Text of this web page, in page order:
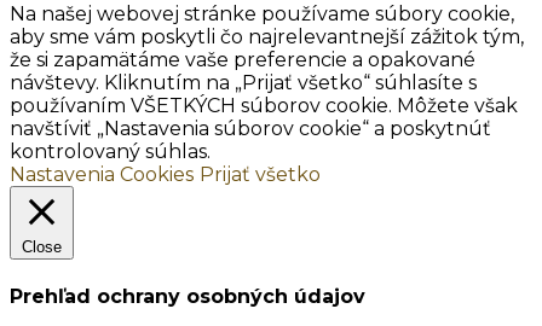
Na našej webovej stránke používame súbory cookie,
aby sme vám poskytli čo najrelevantnejší zážitok tým,
že si zapamätáme vaše preferencie a opakované
návštevy. Kliknutím na „Prijať všetko“ súhlasíte s
používaním VŠETKÝCH súborov cookie. Môžete však
navštíviť „Nastavenia súborov cookie“ a poskytnúť
kontrolovaný súhlas.
Nastavenia Cookies Prijať všetko
Close
Prehľad ochrany osobných údajov